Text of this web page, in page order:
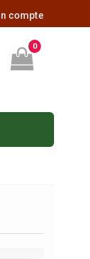
compte
0